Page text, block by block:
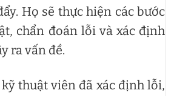
Họ sẽ thực hiện các bước
chẩn đoán lỗi và xác định
ra vấn đề.
thuật viên đã xác định lỗi,